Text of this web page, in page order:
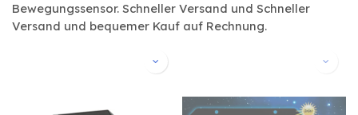
Bewegungssensor. Schneller Versand und Schneller
Versand und bequemer Kauf auf Rechnung.